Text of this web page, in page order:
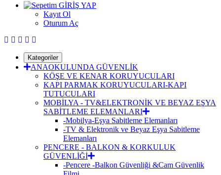
GİRİŞ YAP
Kayıt Ol
Oturum Aç
Kategoriler
ANAOKULUNDA GÜVENLİK
KÖŞE VE KENAR KORUYUCULARI
KAPI PARMAK KORUYUCULARI-KAPI
TUTUCULARI
MOBİLYA - TV&ELEKTRONİK VE BEYAZ EŞYA
SABİTLEME ELEMANLARI
-Mobilya-Eşya Sabitleme Elemanları
-TV & Elektronik ve Beyaz Eşya Sabitleme
Elemanları
PENCERE - BALKON & KORKULUK
GÜVENLİĞİ
-Pencere -Balkon Güvenliği &Cam Güvenlik